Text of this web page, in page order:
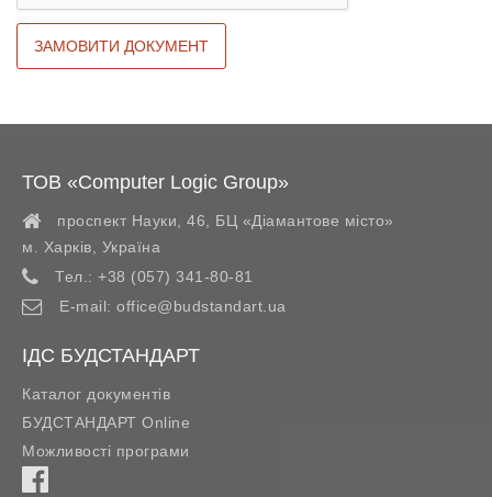
ТОВ «Computer Logic Group»
проспект Науки, 46, БЦ «Діамантове місто»
м. Харків
Україна
Тел.: +38 (057) 341-80-81
E-mail: office@budstandart.ua
ІДС БУДСТАНДАРТ
Каталог документів
БУДСТАНДАРТ Online
Можливості програми